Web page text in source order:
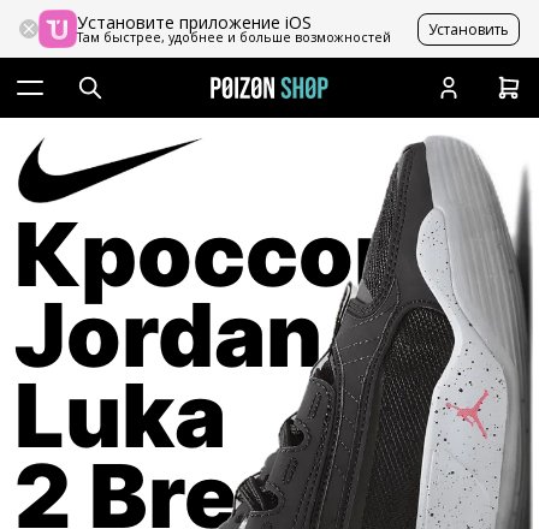
Установите приложение iOS
Там быстрее, удобнее и больше возможностей Установить
Кроссовки
Jordan
Luka
2 Bred PF